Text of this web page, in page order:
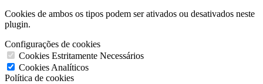
Cookies de ambos os tipos podem ser ativados ou desativados neste
plugin.
Configurações de cookies
Cookies Estritamente Necessários
Cookies Analíticos
Política de cookies